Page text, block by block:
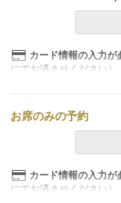
カード情報の入力
にてお済ませください）
お席のみの予約
カード情報の入力
にてお済ませください）